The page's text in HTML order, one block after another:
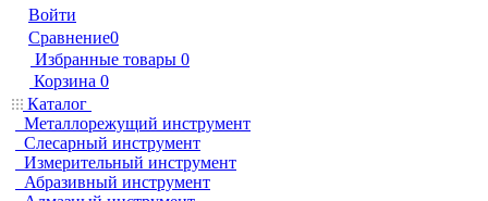
Войти
Сравнение0
Избранные товары 0
Корзина 0
Каталог
Металлорежущий инструмент
Слесарный инструмент
Измерительный инструмент
Абразивный инструмент